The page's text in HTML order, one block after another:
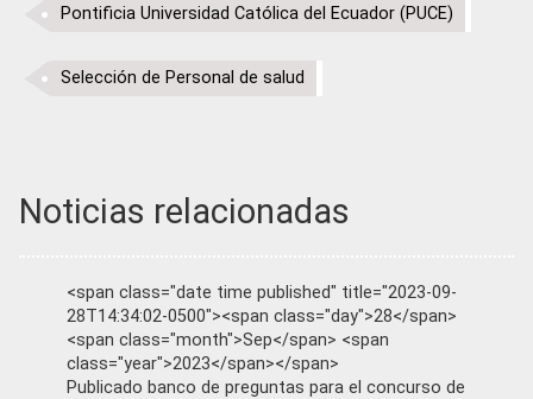
Pontificia Universidad Católica del Ecuador (PUCE)
Selección de Personal de salud
Noticias relacionadas
<span class="date time published" title="2023-09-
28T14:34:02-0500"><span class="day">28</span>
<span class="month">Sep</span> <span
class="year">2023</span></span>
Publicado banco de preguntas para el concurso de